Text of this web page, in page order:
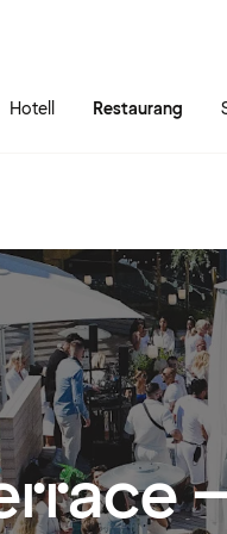
Hotell Restaurang